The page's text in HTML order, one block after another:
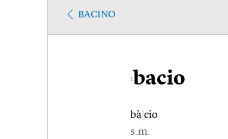
BACINO
1bacio
bà cio
s.m.